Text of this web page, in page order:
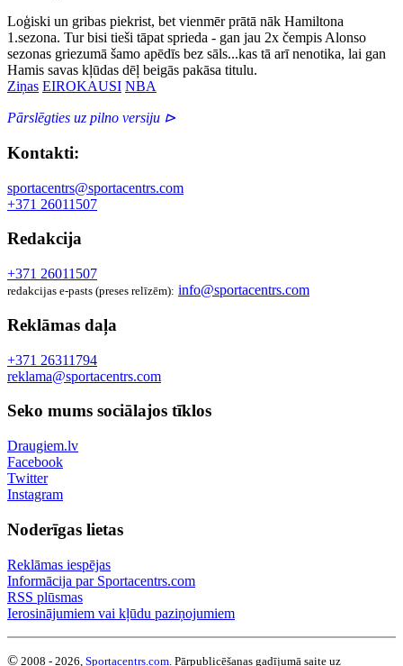
Loģiski un gribas piekrist, bet vienmēr prātā nāk Hamiltona
1.sezona. Tur bisi tieši tāpat sprieda - gan jau 2x čempis Alonso
sezonas griezumā šamo apēdīs bez sāls...kas tā arī nenotika, lai gan
Hamis savas kļūdas dēļ beigās pakāsa titulu.
Ziņas EIROKAUSI NBA
Pārslēgties uz pilno versiju ⊳
Kontakti:
sportacentrs@sportacentrs.com
+371 26011507
Redakcija
+371 26011507
redakcijas e-pasts (preses relīzēm): info@sportacentrs.com
Reklāmas daļa
+371 26311794
reklama@sportacentrs.com
Seko mums sociālajos tīklos
Draugiem.lv
Facebook
Twitter
Instagram
Noderīgas lietas
Reklāmas iespējas
Informācija par Sportacentrs.com
RSS plūsmas
Ierosinājumiem vai kļūdu paziņojumiem
© 2008 - 2026, Sportacentrs.com . Pārpublicēšanas gadījumā saite uz